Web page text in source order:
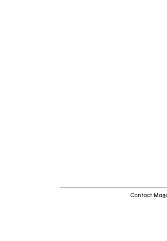
Contact